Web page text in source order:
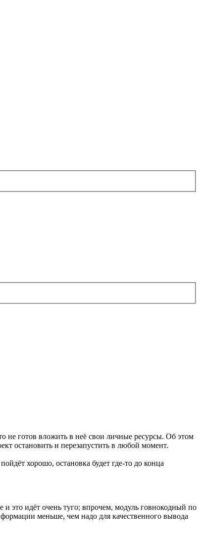
не готов вложить в неё свои личные ресурсы. Об этом
остановить и перезапустить в любой момент.
хорошо, остановка будет где-то до конца
это идёт очень туго; впрочем, модуль говнокодный по
меньше, чем надо для качественного вывода